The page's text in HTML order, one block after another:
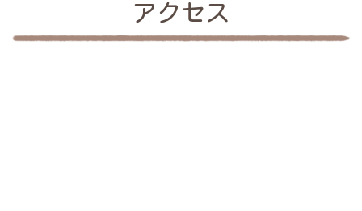
アクセス